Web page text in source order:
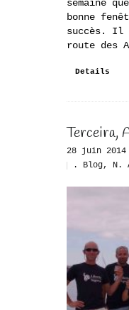
semaine
bonne
succès. Il
route des
Details
Terceira,
28 juin 2014
. Blog, N.